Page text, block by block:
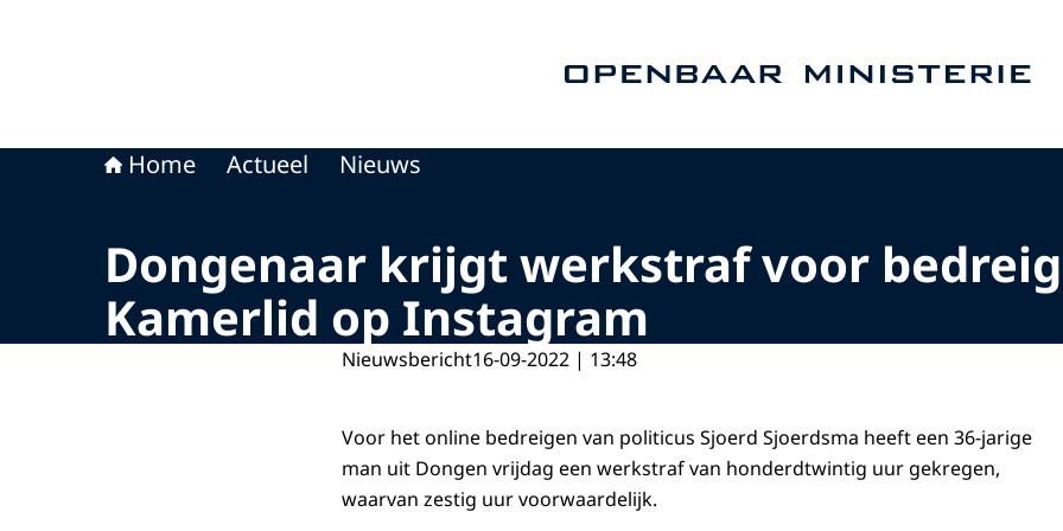
Home Actueel Nieuws
Dongenaar krijgt werkstraf voor
Kamerlid op Instagram
Nieuwsbericht16-09-2022 | 13:48
Voor het online bedreigen van politicus Sjoerd Sjoerdsma heeft een 36-jarige
man uit Dongen vrijdag een werkstraf van honderdtwintig uur gekregen,
waarvan zestig uur voorwaardelijk.